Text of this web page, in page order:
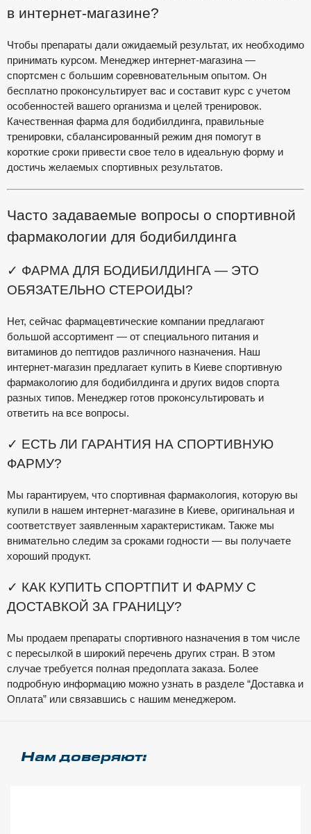
в интернет-магазине?
Чтобы препараты дали ожидаемый результат, их необходимо
принимать курсом. Менеджер интернет-магазина —
спортсмен с большим соревновательным опытом. Он
бесплатно проконсультирует вас и составит курс с учетом
особенностей вашего организма и целей тренировок.
Качественная фарма для бодибилдинга, правильные
тренировки, сбалансированный режим дня помогут в
короткие сроки привести свое тело в идеальную форму и
достичь желаемых спортивных результатов.
Часто задаваемые вопросы о спортивной
фармакологии для бодибилдинга
✓ ФАРМА ДЛЯ БОДИБИЛДИНГА — ЭТО
ОБЯЗАТЕЛЬНО СТЕРОИДЫ?
Нет, сейчас фармацевтические компании предлагают
большой ассортимент — от специального питания и
витаминов до пептидов различного назначения. Наш
интернет-магазин предлагает купить в Киеве спортивную
фармакологию для бодибилдинга и других видов спорта
разных типов. Менеджер готов проконсультировать и
ответить на все вопросы.
✓ ЕСТЬ ЛИ ГАРАНТИЯ НА СПОРТИВНУЮ
ФАРМУ?
Мы гарантируем, что спортивная фармакология, которую вы
купили в нашем интернет-магазине в Киеве, оригинальная и
соответствует заявленным характеристикам. Также мы
внимательно следим за сроками годности — вы получаете
хороший продукт.
✓ КАК КУПИТЬ СПОРТПИТ И ФАРМУ С
ДОСТАВКОЙ ЗА ГРАНИЦУ?
Мы продаем препараты спортивного назначения в том числе
с пересылкой в широкий перечень других стран. В этом
случае требуется полная предоплата заказа. Более
подробную информацию можно узнать в разделе “Доставка и
Оплата” или связавшись с нашим менеджером.
Нам доверяют: